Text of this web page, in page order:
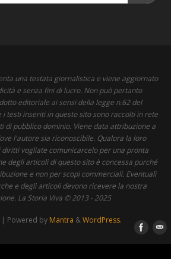
una testata giornalistica e viene aggiornato
e senza fini di lucro. Non può pertanto
editoriale ai sensi della legge n.62 del
i testi inseriti in questo sito sono raccolti in rete
di pubblico dominio. Viene data attribuzione a
l'autore sia riconoscibile. Qualora la loro
vogliate comunicarcelo per una pronta
degli articoli di questo sito è concessa purché
e non per scopi commerciali. Eventuali
e degli articoli devono ricevere la nostra
La Storia Viva © 2013 - 2025
| Powered by Mantra &WordPress.